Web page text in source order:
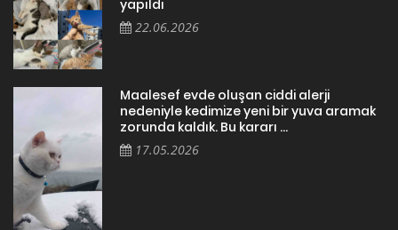
yapıldı
22.06.2026
Maalesef evde oluşan ciddi alerji
nedeniyle kedimize yeni bir yuva aramak
zorunda kaldık. Bu kararı ...
17.05.2026